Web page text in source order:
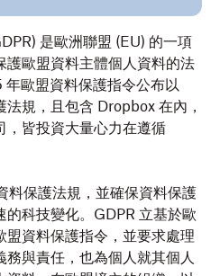
是歐洲聯盟 (EU) 的一項
護歐盟資料主體個人資料的法
歐盟資料保護指令公布以
規，且包含 Dropbox 在內，
，皆投資大量心力在遵循
料保護法規，並確保資料保護
科技變化。GDPR 立基於歐
盟資料保護指令，並要求處理
與責任，也為個人就其個人